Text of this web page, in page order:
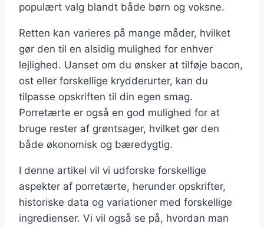
populært valg blandt både børn og voksne.
Retten kan varieres på mange måder, hvilket
gør den til en alsidig mulighed for enhver
lejlighed. Uanset om du ønsker at tilføje bacon,
ost eller forskellige krydderurter, kan du
tilpasse opskriften til din egen smag.
Porretærte er også en god mulighed for at
bruge rester af grøntsager, hvilket gør den
både økonomisk og bæredygtig.
I denne artikel vil vi udforske forskellige
aspekter af porretærte, herunder opskrifter,
historiske data og variationer med forskellige
ingredienser. Vi vil også se på, hvordan man